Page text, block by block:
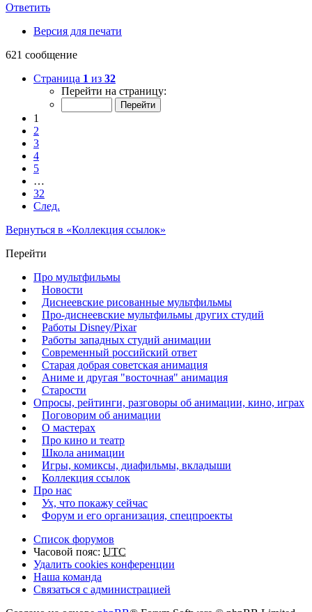
Ответить
Версия для печати
621 сообщение
Страница 1 из 32
Перейти на страницу:
1
2
3
4
5
…
32
След.
Вернуться в «Коллекция ссылок»
Перейти
Про мультфильмы
Новости
Диснеевские рисованные мультфильмы
Про-диснеевские мультфильмы других студий
Работы Disney/Pixar
Работы западных студий анимации
Современный российский ответ
Старая добрая советская анимация
Аниме и другая "восточная" анимация
Старости
Опросы, рейтинги, разговоры об анимации, кино, играх
Поговорим об анимации
О мастерах
Про кино и театр
Школа анимации
Игры, комиксы, диафильмы, вкладыши
Коллекция ссылок
Про нас
Ух, что покажу сейчас
Форум и его организация, спецпроекты
Список форумов
Часовой пояс: UTC
Удалить cookies конференции
Наша команда
Связаться с администрацией